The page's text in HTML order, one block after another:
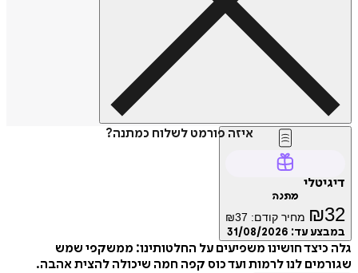
איזה פורמט לשלוח כמתנה?
דיגיטלי
מתנה
₪32 מחיר קודם: ₪37
במבצע עד: 31/08/2026
גלה כיצד חושינו משפיעים על החלטותינו: ממשקפי שמש
שגורמים לנו לרמות ועד כוס קפה חמה שיכולה להצית אהבה.